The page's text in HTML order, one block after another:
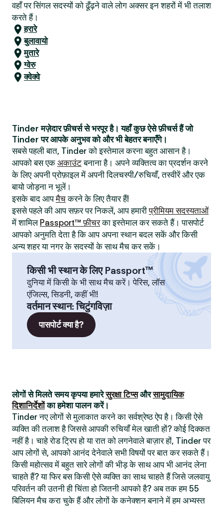
वहाँ पर सिंगल सदस्यों को ढूँढ़ने वाले लोग अक्सर इन शहरों में भी तलाश
करते हैं।
हरारे
बुलावायो
मुतारे
ग्वेरु
क्वेक्वे
Tinder मज़ेदार फ़ीचर्स से भरपूर है। यहाँ कुछ ऐसे फ़ीचर्स हैं जो
Tinder पर आपके अनुभव को और भी बेहतर बनाएँगे।
सबसे पहली बात, Tinder को इस्तेमाल करना बहुत आसान है।
आपको बस एक अकाउंटबनाना है। अपने व्यक्तित्व का प्रदर्शन करने
के लिए अपनी प्रोफ़ाइल में अपनी दिलचस्पी/रुचियाँ, तस्वीरें और एक
बायो जोड़ना न भूलें।
इसके बाद आपमैचकरने के लिए तैयार हैं!
इससे पहले की आप सफ़र पर निकलें, आप हमारीप्रीमियम सदस्यताओं
में शामिल Passport™ फ़ीचरका इस्तेमाल कर सकते हैं। पासपोर्ट
आपको अनुमति देता है कि आप अपना स्थान बदल सकें और किसी
अन्य शहर या नगर के सदस्यों के साथ मैच कर सकें।
किसी भी स्थान के लिए Passport™
दुनिया में किसी के भी साथ मैच करें। पेरिस, लॉस
एंजिल्स, सिडनी, कहीं भी!
वर्तमान स्थान:चिटुंगविज़ा
पासपोर्ट क्या है?
लोगों से मिलते समय कृपया हमारेसुरक्षा टिप्सऔरसामुदायिक
दिशानिर्देशोंका हमेशा पालन करें।
Tinder नए लोगों से मुलाकात करने का सर्वश्रेष्ठ ऐप है। किसी ऐसे
व्यक्ति की तलाश है जिससे आपकी रुचियाँ मेल खाती हों? कोई दिक्कत
नहीं है। चाहे रोड ट्रिप हो या रात को लगनेवाले बाज़ार हों, Tinder पर
आप लोगों से, आपको आनंद देनेवाले सभी विषयों पर बात कर सकते हैं।
किसी महोत्सव में बहुत सारे लोगों की भीड़ के साथ आप भी आनंद लेना
चाहते हैं? या फिर बस किसी ऐसे व्यक्ति का साथ चाहते हैं जिसे जलवायु
परिवर्तन की उतनी ही चिंता हो जितनी आपको है? अब तक हम 55
बिलियन मैच करा चुके हैं और लोगों के कनेक्शन बनाने में हम अभ्यस्त